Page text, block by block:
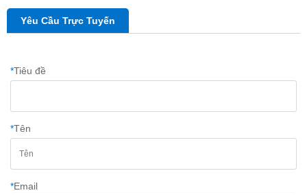
Yêu Cầu Trực Tuyến
*Tiêu đề
*Tên
*Email